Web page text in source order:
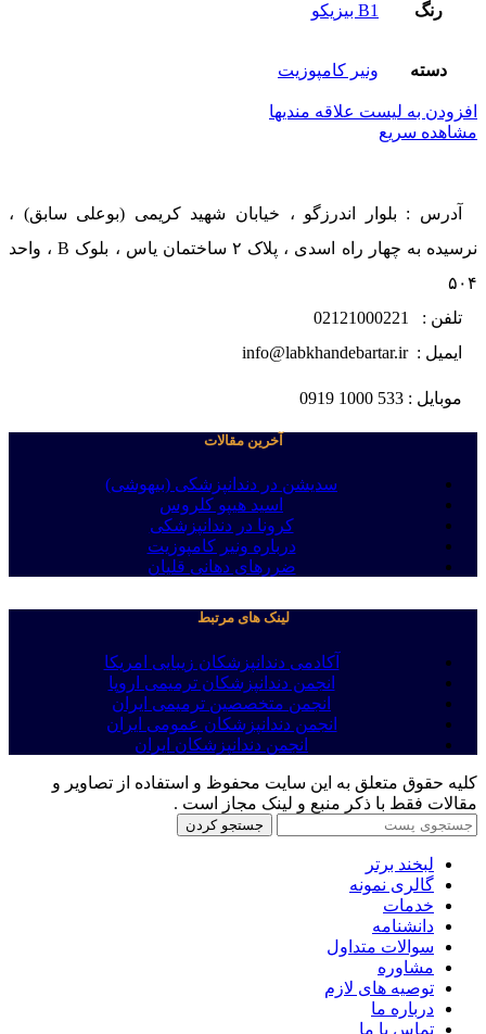
رنگ B1 بیزیکو
دسته ونیر کامپوزیت
افزودن به لیست علاقه مندیها
مشاهده سریع
آدرس : بلوار اندرزگو ، خیابان شهید کریمی (بوعلی سابق) ،
نرسیده به چهار راه اسدی ، پلاک ۲ ساختمان یاس ، بلوک B ، واحد
۵۰۴
تلفن : 02121000221
ایمیل : info@labkhandebartar.ir
موبایل : 533 1000 0919
آخرین مقالات
سدیشن در دندانپزشکی (بیهوشی)
اسید هیپو کلروس
کرونا در دندانپزشکی
درباره ونیر کامپوزیت
ضررهای دهانی قلیان
لینک های مرتبط
آکادمی دندانپزشکان زیبایی امریکا
انجمن دندانپزشکان ترمیمی اروپا
انجمن متخصصین ترمیمی ایران
انجمن دندانپزشکان عمومی ایران
انجمن دندانپزشکان ایران
کلیه حقوق متعلق به این سایت محفوظ و استفاده از تصاویر و
مقالات فقط با ذکر منبع و لینک مجاز است .
جستجو کردن
لبخند برتر
گالری نمونه
خدمات
دانشنامه
سوالات متداول
مشاوره
توصیه های لازم
درباره ما
تماس با ما